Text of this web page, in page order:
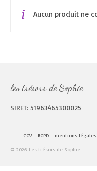
Aucun produit ne
les trésors de Sophie
SIRET: 51963465300025
CGV RGPD mentions légales
© 2026 Les trésors de Sophie